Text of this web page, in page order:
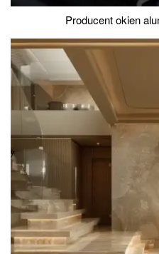
Producent okien